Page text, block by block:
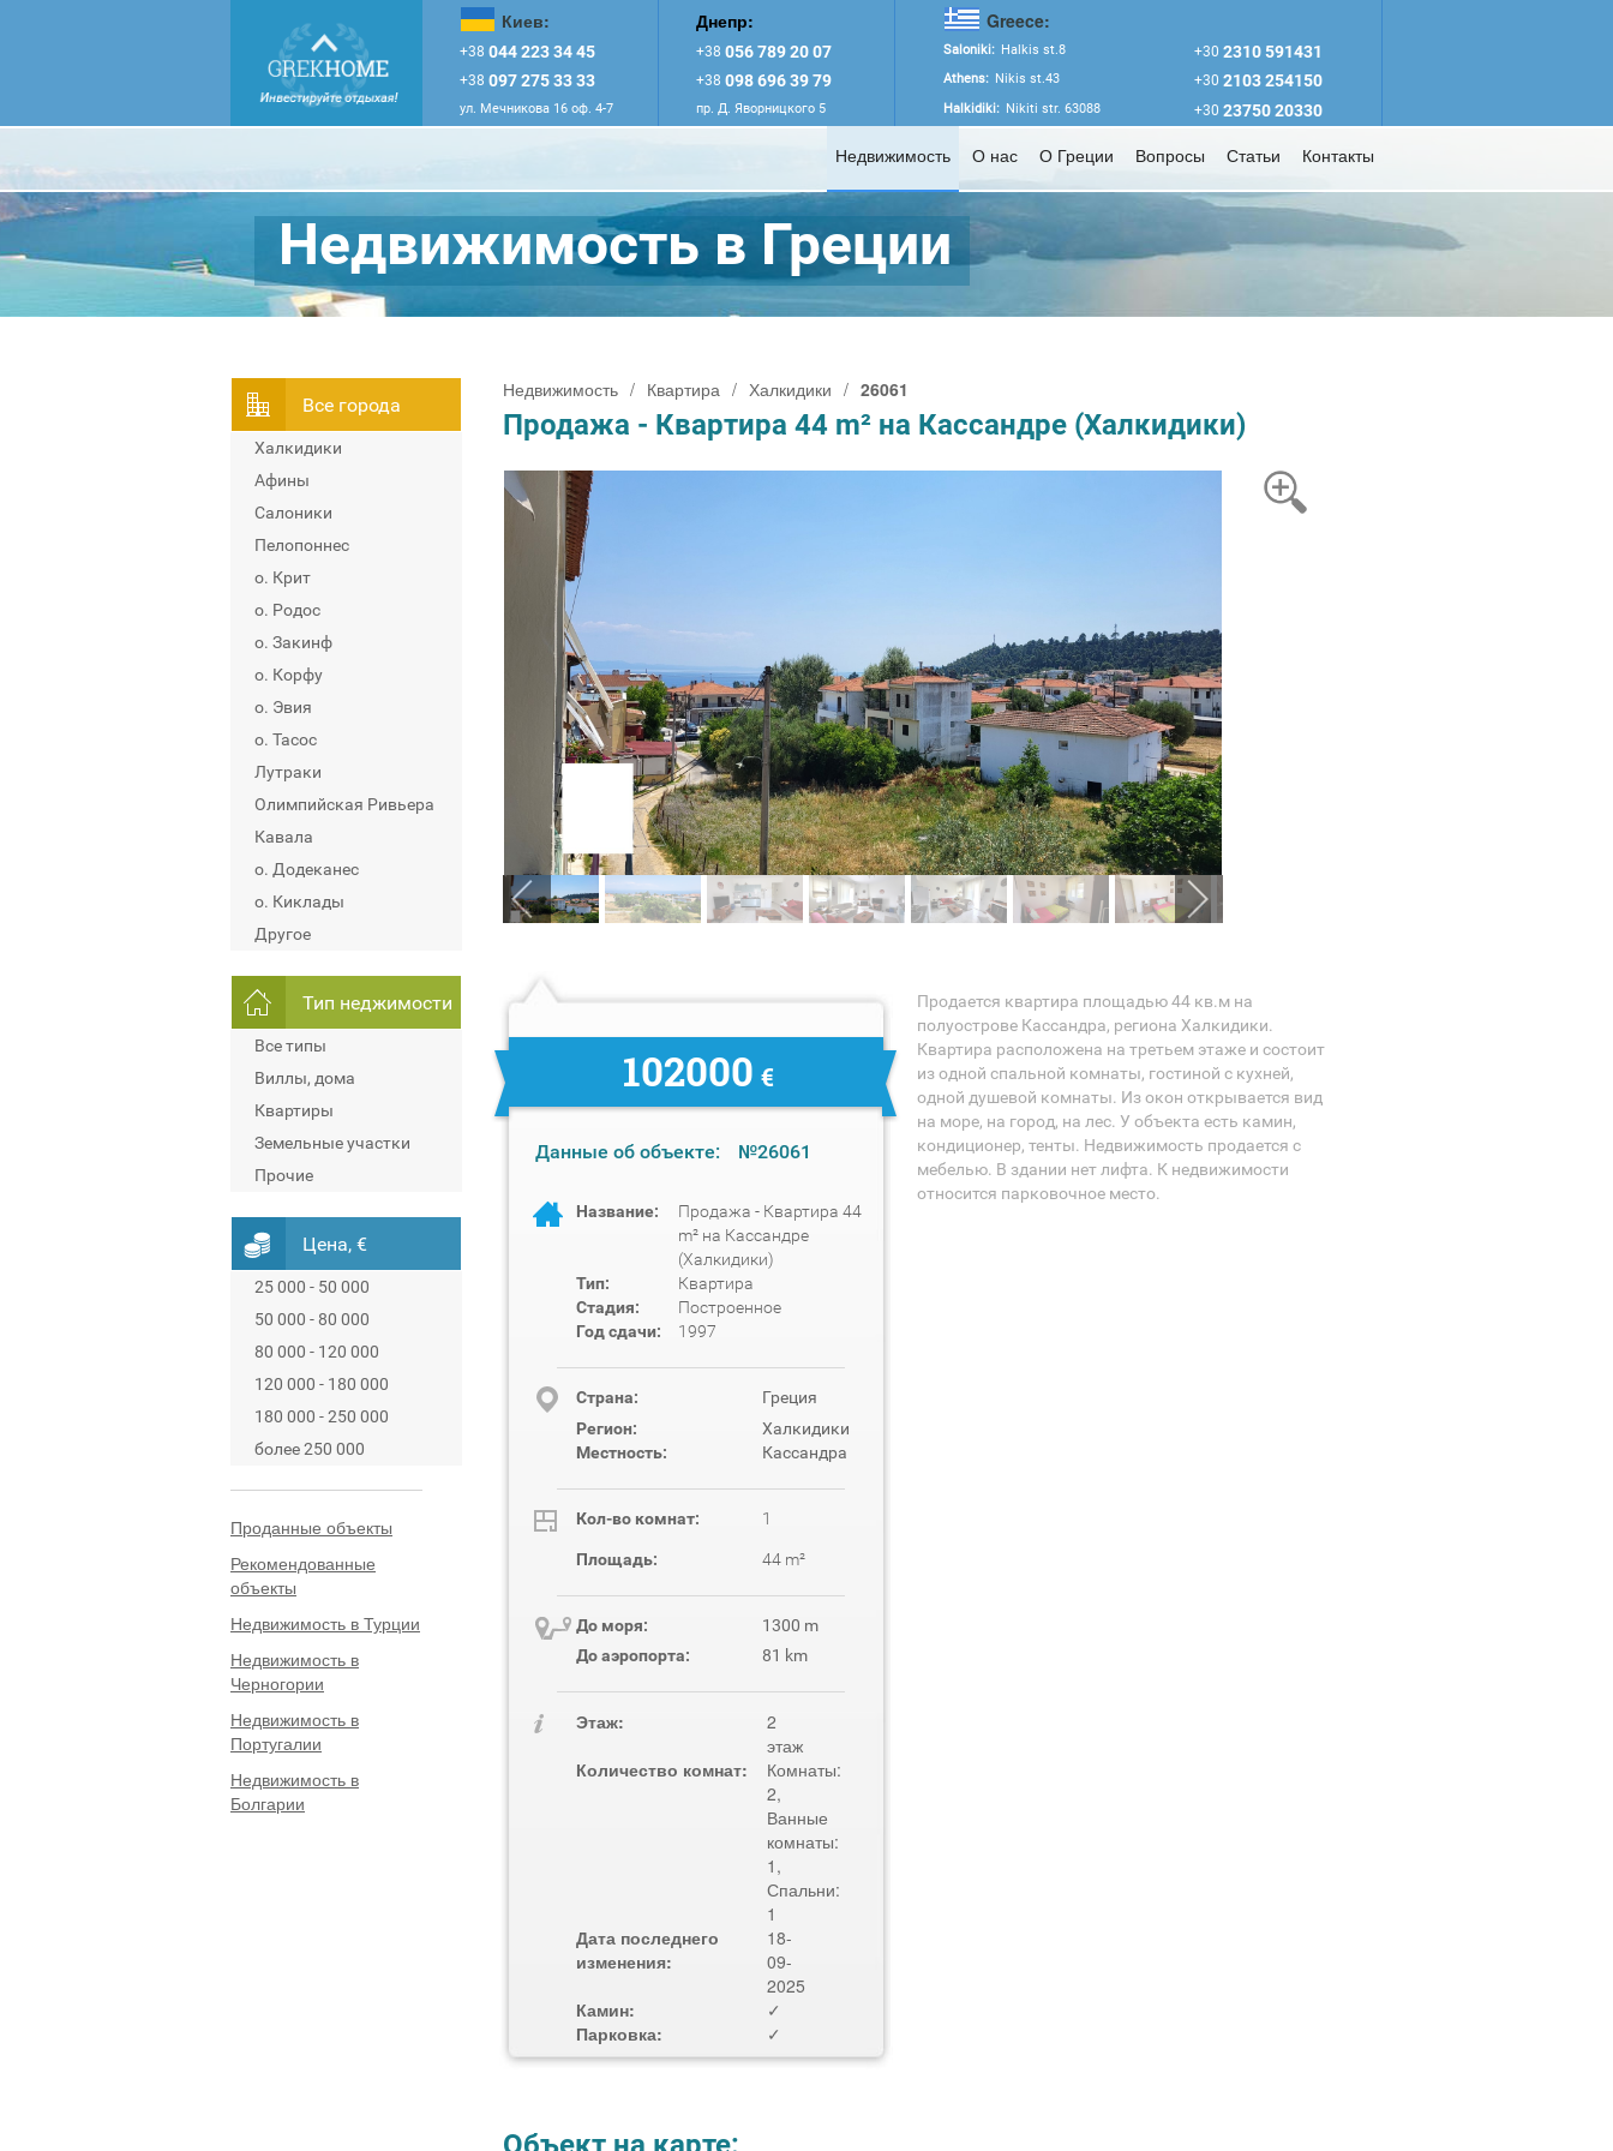
Киев: Днепр: Greece:
+38 044 223 34 45 +38 056 789 20 07 Saloniki: Halkis st.8 +30 2310 591431
+38 097 275 33 33 +38 098 696 39 79 Athens: Nikis st.43 +30 2103 254150
ул. Мечникова 16 оф. 4-7 пр. Д. Яворницкого 5 Halkidiki: Nikiti str. 63088 +30 23750 20330
Недвижимость О нас О Греции Вопросы Статьи Контакты
Недвижимость в Греции
Всe города
Халкидики
Афины
Салоники
Пелопоннес
о. Крит
о. Родос
о. Закинф
о. Корфу
о. Эвия
о. Тасос
Лутраки
Олимпийская Ривьера
Кавала
о. Додеканес
о. Киклады
Другое
Тип неджимости
Все типы
Виллы, дома
Квартиры
Земельные участки
Прочие
Цена, €
25 000 - 50 000
50 000 - 80 000
80 000 - 120 000
120 000 - 180 000
180 000 - 250 000
более 250 000
Проданные объекты
Рекомендованные
объекты
Недвижимость в Турции
Недвижимость в
Черногории
Недвижимость в
Португалии
Недвижимость в
Болгарии
Недвижимость / Квартира / Халкидики / 26061
Продажа - Квартира 44 m² на Кассандре (Халкидики)
102000 €
Данные об объекте: №26061
Название:
Продажа - Квартира 44
m² на Кассандре
(Халкидики)
Тип:
Квартира
Стадия:
Построенное
Год сдачи:
1997
Cтрана:
Греция
Регион:
Халкидики
Местность:
Кассандра
Кол-во комнат: 1
Площадь: 44 m²
До моря:
1300 m
До аэропорта:
81 km
Этаж:
2
этаж
Количество комнат:
Комнаты:
2,
Ванные
комнаты:
1,
Спальни:
1
Дата последнего
изменения:
18-
09-
2025
Камин:
✓
Парковка:
✓
Продается квартира площадью 44 кв.м на
полуострове Кассандра, региона Халкидики.
Квартира расположена на третьем этаже и состоит
из одной спальной комнаты, гостиной с кухней,
одной душевой комнаты. Из окон открывается вид
на море, на город, на лес. У объекта есть камин,
кондиционер, тенты. Недвижимость продается с
мебелью. В здании нет лифта. К недвижимости
относится парковочное место.